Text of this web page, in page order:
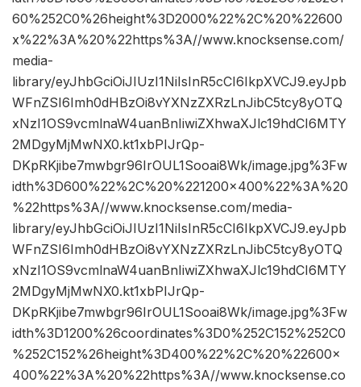
60%252C0%26height%3D2000%22%2C%20%22600
x%22%3A%20%22https%3A//www.knocksense.com/
media-
library/eyJhbGciOiJIUzI1NiIsInR5cCI6IkpXVCJ9.eyJpb
WFnZSI6Imh0dHBzOi8vYXNzZXRzLnJibC5tcy8yOTQ
xNzI1OS9vcmlnaW4uanBnIiwiZXhwaXJlc19hdCI6MTY
2MDgyMjMwNX0.kt1xbPIJrQp-
DKpRKjibe7mwbgr96IrOUL1Sooai8Wk/image.jpg%3Fw
idth%3D600%22%2C%20%221200×400%22%3A%20
%22https%3A//www.knocksense.com/media-
library/eyJhbGciOiJIUzI1NiIsInR5cCI6IkpXVCJ9.eyJpb
WFnZSI6Imh0dHBzOi8vYXNzZXRzLnJibC5tcy8yOTQ
xNzI1OS9vcmlnaW4uanBnIiwiZXhwaXJlc19hdCI6MTY
2MDgyMjMwNX0.kt1xbPIJrQp-
DKpRKjibe7mwbgr96IrOUL1Sooai8Wk/image.jpg%3Fw
idth%3D1200%26coordinates%3D0%252C152%252C0
%252C152%26height%3D400%22%2C%20%22600×
400%22%3A%20%22https%3A//www.knocksense.co